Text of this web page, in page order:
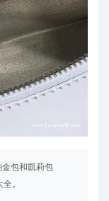
包和凱莉包
。